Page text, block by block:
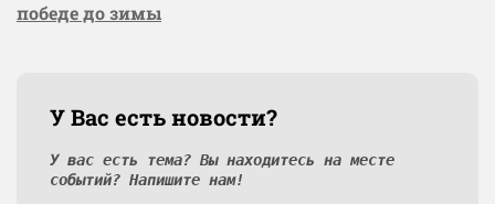
победе до зимы
У Вас есть новости?
У вас есть тема? Вы находитесь на месте
событий? Напишите нам!